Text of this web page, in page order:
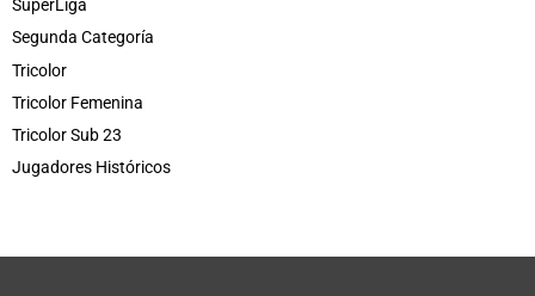
SuperLiga
Segunda Categoría
Tricolor
Tricolor Femenina
Tricolor Sub 23
Jugadores Históricos